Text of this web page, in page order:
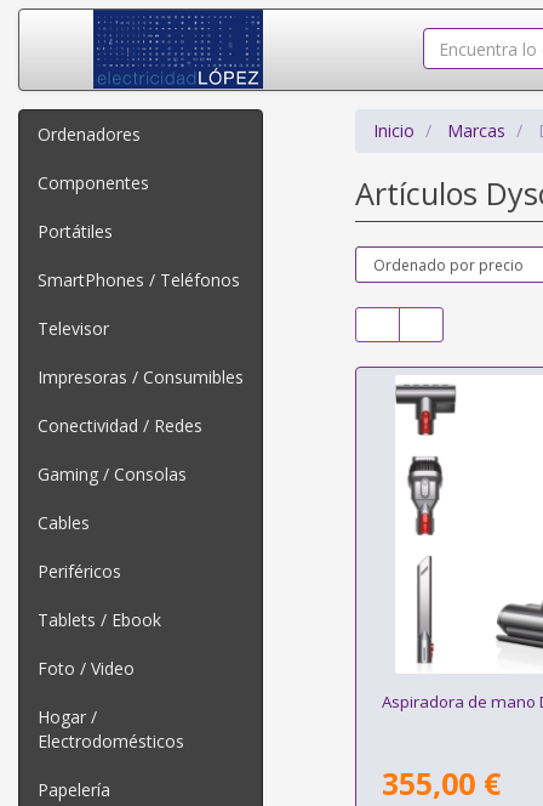
Ordenadores
Componentes
Portátiles
SmartPhones / Teléfonos
Televisor
Impresoras / Consumibles
Conectividad / Redes
Gaming / Consolas
Cables
Periféricos
Tablets / Ebook
Foto / Video
Hogar /
Electrodomésticos
Papelería
Inicio Marcas
Artículos
Aspiradora de mano
355,00 €